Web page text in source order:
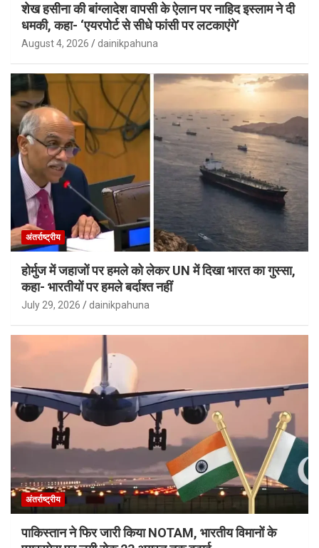
शेख हसीना की बांग्लादेश वापसी के ऐलान पर नाहिद इस्लाम ने दी
धमकी, कहा- ‘एयरपोर्ट से सीधे फांसी पर लटकाएंगे’
August 4, 2026 dainikpahuna
अंतर्राष्ट्रीय
होर्मुज में जहाजों पर हमले को लेकर UN में दिखा भारत का गुस्सा,
कहा- भारतीयों पर हमले बर्दाश्त नहीं
July 29, 2026 dainikpahuna
अंतर्राष्ट्रीय
पाकिस्तान ने फिर जारी किया NOTAM, भारतीय विमानों के